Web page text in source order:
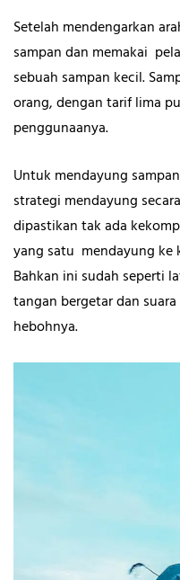
Setelah mendengarkan
sampan dan memakai
sebuah sampan kecil.
orang, dengan tarif lima
penggunaanya.
Untuk mendayung
strategi mendayung
dipastikan tak ada
yang satu mendayung ke
Bahkan ini sudah
tangan bergetar dan
hebohnya.